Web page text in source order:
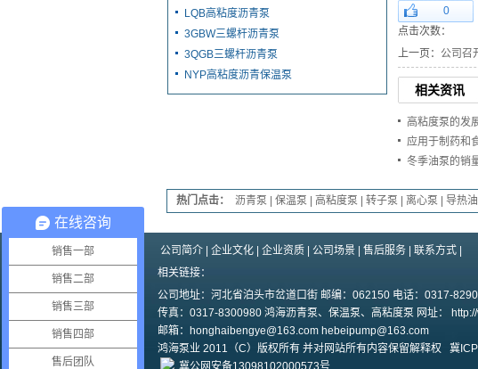
0
点击次数：
上一页： 公司召
相关资讯
高粘度泵的发
应用于制药和
冬季油泵的销
LQB高粘度沥青泵
3GBW三螺杆沥青泵
3QGB三螺杆沥青泵
NYP高粘度沥青保温泵
热门点击： 沥青泵 保温泵 高粘度泵 转子泵 离心泵 导热
公司简介 企业文化 企业资质 公司场景 售后服务 联系方式
相关链接：
公司地址：河北省泊头市岔道口街 邮编：062150 电话：0317-
传真：0317-8300980 鸿海沥青泵、保温泵、高粘度泵 网址：
邮箱：honghaibengye@163.com hebeipump@163.com
鸿海泵业 2011（C）版权所有 并对网站所有内容保留解释权
冀
冀公网安备13098102000573号
在线咨询
销售一部
销售二部
销售三部
销售四部
售后团队